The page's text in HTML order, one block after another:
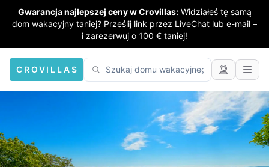
Gwarancja najlepszej ceny w Crovillas: Widziałeś tę samą
dom wakacyjny taniej? Prześlij link przez LiveChat lub e-mail –
i zarezerwuj o 100 € taniej!
CROVILLAS